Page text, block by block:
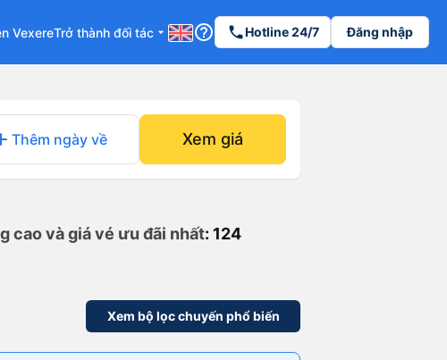
VexereTrở thành đối tác arrow_drop_down help_outline phoneHotline 24/7 Đăng nhập
Thêm ngày về Xem giá
cao và giá vé ưu đãi nhất: 124
Xem bộ lọc chuyến phổ biến